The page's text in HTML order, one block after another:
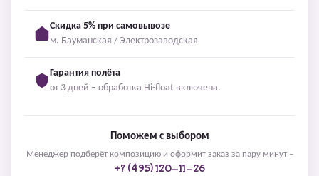
Скидка 5% при самовывозе
м. Бауманская / Электрозаводская
Гарантия полёта
от 3 дней – обработка Hi-float включена.
Поможем с выбором
Менеджер подберёт композицию и оформит заказ за пару минут –
+7 (495) 120-11-26